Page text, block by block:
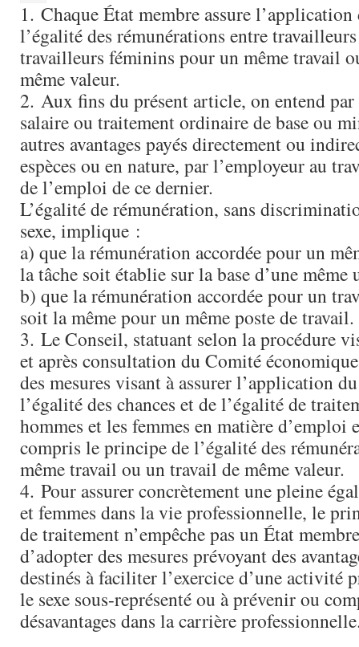
1. Chaque État membre assure
l’égalité des rémunérations entre
travailleurs féminins pour un même travail
même valeur.
2. Aux fins du présent article, on entend
salaire ou traitement ordinaire de base ou
autres avantages payés directement ou
espèces ou en nature, par l’employeur au
de l’emploi de ce dernier.
L’égalité de rémunération, sans
sexe, implique :
a) que la rémunération accordée pour un
la tâche soit établie sur la base d’une même
b) que la rémunération accordée pour un
soit la même pour un même poste de travail.
3. Le Conseil, statuant selon la procédure
et après consultation du Comité
des mesures visant à assurer l’application
l’égalité des chances et de l’égalité de
hommes et les femmes en matière d’emploi
compris le principe de l’égalité des
même travail ou un travail de même valeur.
4. Pour assurer concrètement une pleine
et femmes dans la vie professionnelle, le
de traitement n’empêche pas un État
d’adopter des mesures prévoyant des
destinés à faciliter l’exercice d’une activité
le sexe sous-représenté ou à prévenir ou
désavantages dans la carrière